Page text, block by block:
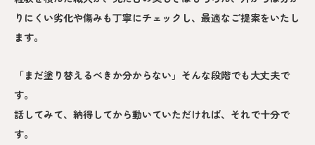
りにくい劣化や傷みも丁寧にチェックし、最適なご提案をいたし
ます。
「まだ塗り替えるべきか分からない」そんな段階でも大丈夫で
す。
話してみて、納得してから動いていただければ、それで十分で
す。